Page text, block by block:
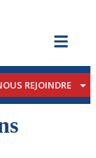
REJOINDRE